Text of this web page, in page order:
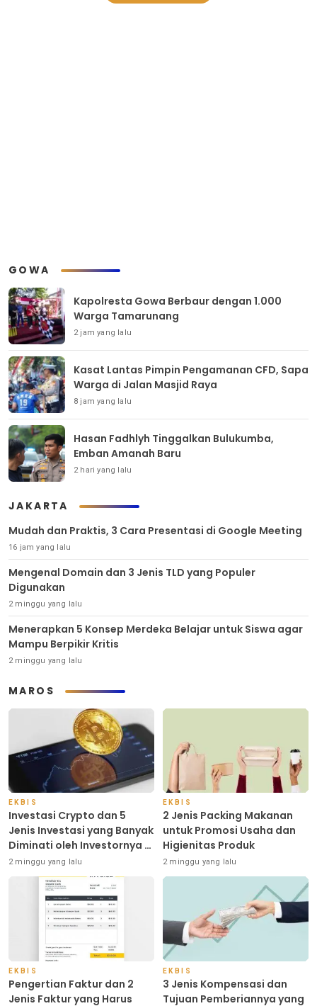
GOWA
Kapolresta Gowa Berbaur dengan 1.000
Warga Tamarunang
2 jam yang lalu
Kasat Lantas Pimpin Pengamanan CFD, Sapa
Warga di Jalan Masjid Raya
8 jam yang lalu
Hasan Fadhlyh Tinggalkan Bulukumba,
Emban Amanah Baru
2 hari yang lalu
JAKARTA
Mudah dan Praktis, 3 Cara Presentasi di Google Meeting
16 jam yang lalu
Mengenal Domain dan 3 Jenis TLD yang Populer
Digunakan
2 minggu yang lalu
Menerapkan 5 Konsep Merdeka Belajar untuk Siswa agar
Mampu Berpikir Kritis
2 minggu yang lalu
MAROS
EKBIS
Investasi Crypto dan 5
Jenis Investasi yang Banyak
Diminati oleh Investornya di
Indonesia
2 minggu yang lalu
EKBIS
2 Jenis Packing Makanan
untuk Promosi Usaha dan
Higienitas Produk
2 minggu yang lalu
EKBIS
Pengertian Faktur dan 2
Jenis Faktur yang Harus
EKBIS
3 Jenis Kompensasi dan
Tujuan Pemberiannya yang